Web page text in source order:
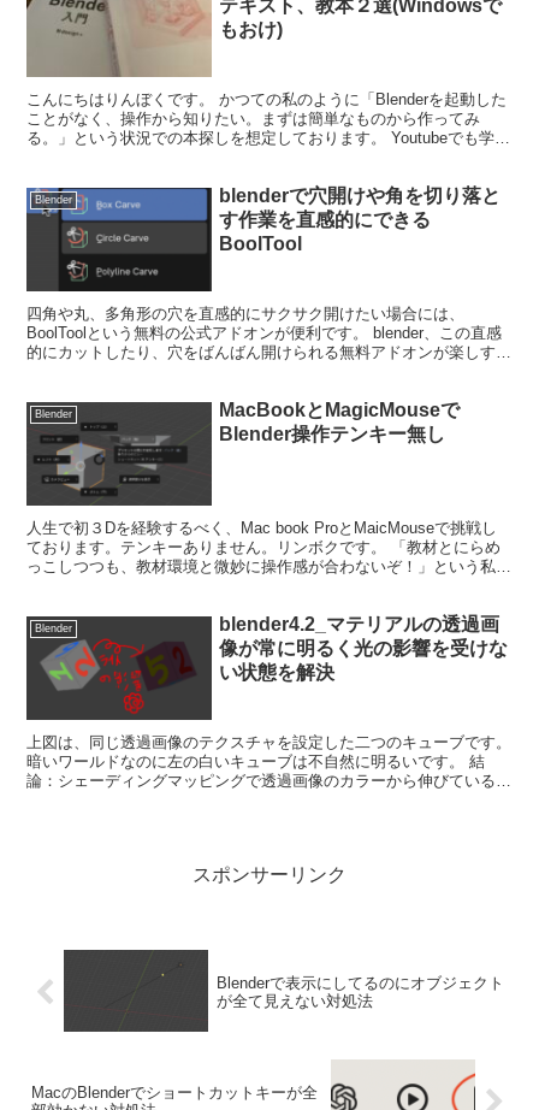
テキスト、教本２選(Windowsで
もおけ)
こんにちはりんぼくです。 かつての私のように「Blenderを起動した
ことがなく、操作から知りたい。まずは簡単なものから作ってみ
る。」という状況での本探しを想定しております。 Youtubeでも学習
Blender
blenderで穴開けや角を切り落と
す作業を直感的にできる
BoolTool
四角や丸、多角形の穴を直感的にサクサク開けたい場合には、
BoolToolという無料の公式アドオンが便利です。 blender、この直感
的にカットしたり、穴をばんばん開けられる無料アドオンが楽しすぎ
Blender
MacBookとMagicMouseで
Blender操作テンキー無し
人生で初３Dを経験するべく、Mac book ProとMaicMouseで挑戦し
ております。テンキーありません。リンボクです。 「教材とにらめ
っこしつつも、教材環境と微妙に操作感が合わないぞ！」という私の
Blender
blender4.2_マテリアルの透過画
像が常に明るく光の影響を受けな
い状態を解決
上図は、同じ透過画像のテクスチャを設定した二つのキューブです。
暗いワールドなのに左の白いキューブは不自然に明るいです。 結
論：シェーディングマッピングで透過画像のカラーから伸びているソ
スポンサーリンク
Blenderで表示にしてるのにオブジェクト
が全て見えない対処法
MacのBlenderでショートカットキーが全